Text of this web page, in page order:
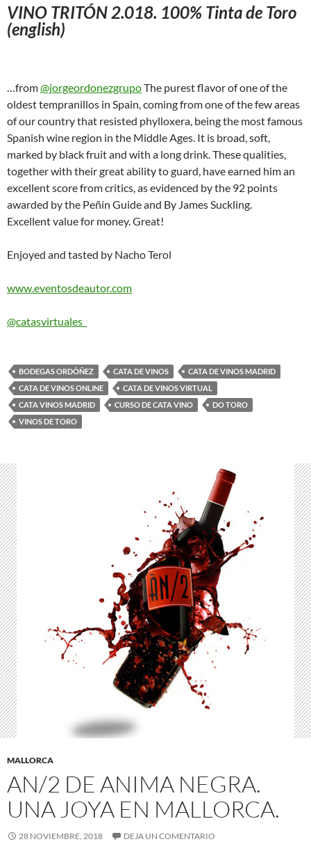
VINO TRITÓN 2.018. 100% Tinta de Toro
(english)
…from@jorgeordonezgrupoThe purest flavor of one of the
oldest tempranillos in Spain, coming from one of the few areas
of our country that resisted phylloxera, being the most famous
Spanish wine region in the Middle Ages. It is broad, soft,
marked by black fruit and with a long drink. These qualities,
together with their great ability to guard, have earned him an
excellent score from critics, as evidenced by the 92 points
awarded by the Peñín Guide and By James Suckling.
Excellent value for money. Great!
Enjoyed and tasted by Nacho Terol
www.eventosdeautor.com
@catasvirtuales_
BODEGAS ORDÓÑEZ CATA DE VINOS
CATA DE VINOS MADRID
CATA DE VINOS ONLINE
CATA DE VINOS VIRTUAL
CATA VINOS MADRID
CURSO DE CATA VINO
DO TORO
VINOS DE TORO
MALLORCA
AN/2 DE ANIMA NEGRA.
UNA JOYA EN MALLORCA.
28 NOVIEMBRE, 2018 DEJA UN COMENTARIO